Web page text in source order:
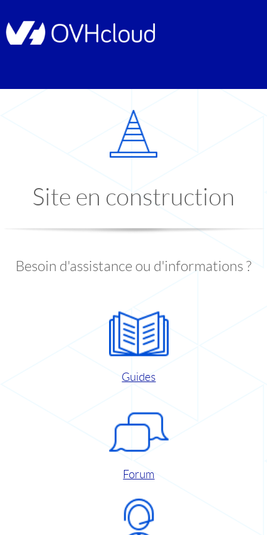
Site en construction
Besoin d'assistance ou d'informations ?
Guides
Forum